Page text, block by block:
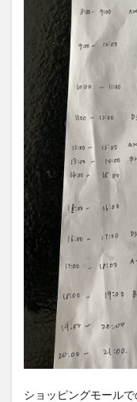
ショッピングモール